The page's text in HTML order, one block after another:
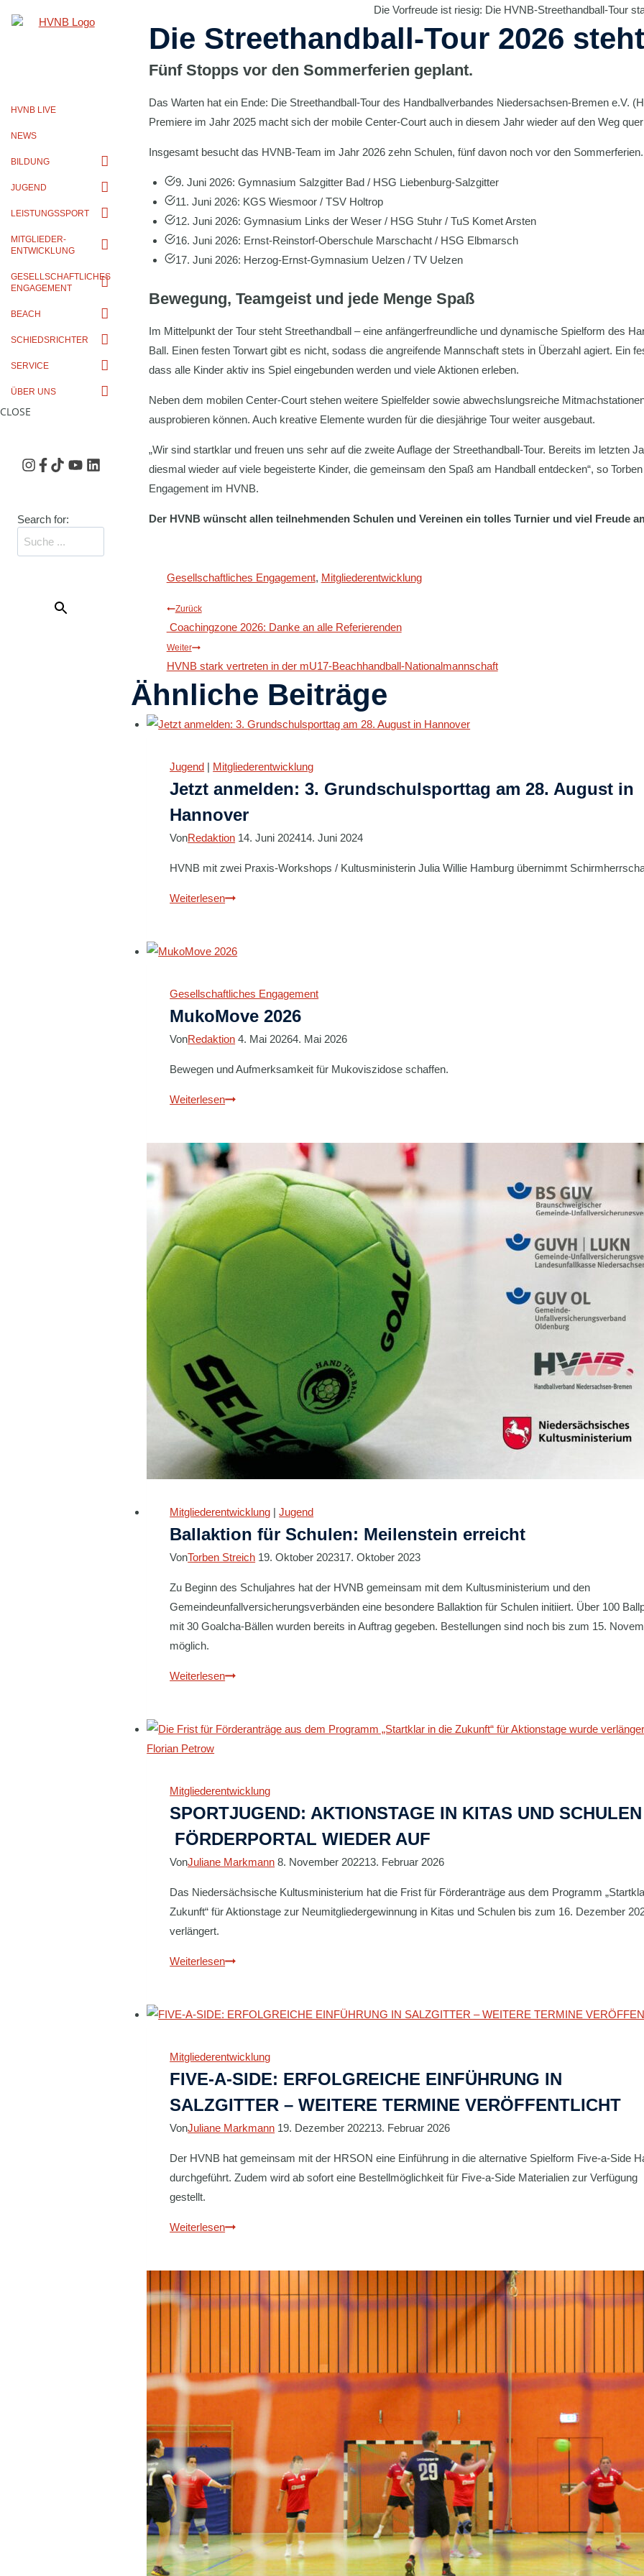
Inhalt
Die Vorfreude ist riesig: Die HVNB-Streethandball-Tour
Die Streethandball-Tour 2026
Fünf Stopps vor den Sommerferien geplant.
Das Warten hat ein Ende: Die Streethandball-Tour des Handballverbandes Niedersachsen-Bremen e.V.
Premiere im Jahr 2025 macht sich der mobile Center-Court auch in diesem Jahr wieder auf den Weg
Insgesamt besucht das HVNB-Team im Jahr 2026 zehn Schulen, fünf davon noch vor den
9. Juni 2026: Gymnasium Salzgitter Bad / HSG Liebenburg-Salzgitter
11. Juni 2026: KGS Wiesmoor / TSV Holtrop
12. Juni 2026: Gymnasium Links der Weser / HSG Stuhr / TuS Komet Arsten
16. Juni 2026: Ernst-Reinstorf-Oberschule Marschacht / HSG Elbmarsch
17. Juni 2026: Herzog-Ernst-Gymnasium Uelzen / TV Uelzen
Bewegung, Teamgeist und jede Menge Spaß
Im Mittelpunkt der Tour steht Streethandball – eine anfängerfreundliche und dynamische Spielform des
Ball. Einen festen Torwart gibt es nicht, sodass die angreifende Mannschaft stets in Überzahl agiert. Ein
dass alle Kinder aktiv ins Spiel eingebunden werden und viele Aktionen erleben.
Neben dem mobilen Center-Court stehen weitere Spielfelder sowie abwechslungsreiche
ausprobieren können. Auch kreative Elemente wurden für die diesjährige Tour weiter ausgebaut.
„Wir sind startklar und freuen uns sehr auf die zweite Auflage der Streethandball-Tour. Bereits im letzten
diesmal wieder auf viele begeisterte Kinder, die gemeinsam den Spaß am Handball entdecken“, so
Engagement im HVNB.
Der HVNB wünscht allen teilnehmenden Schulen und Vereinen ein tolles Turnier und viel Freude
Gesellschaftliches Engagement, Mitgliederentwicklung
Beitragsnavigation
Zurück
Coachingzone 2026: Danke an alle Referierenden
Weiter
HVNB stark vertreten in der mU17-Beachhandball-Nationalmannschaft
Ähnliche Beiträge
Jugend | Mitgliederentwicklung
Jetzt anmelden: 3. Grundschulsporttag am 28. August in
Hannover
VonRedaktion 14. Juni 202414. Juni 2024
HVNB mit zwei Praxis-Workshops / Kultusministerin Julia Willie Hamburg übernimmt
WeiterlesenJetzt
Grundschulsporttag
28.
August
Gesellschaftliches Engagement
MukoMove 2026
VonRedaktion 4. Mai 20264. Mai 2026
Bewegen und Aufmerksamkeit für Mukoviszidose schaffen.
WeiterlesenMukoMove
Mitgliederentwicklung |Jugend
Ballaktion für Schulen: Meilenstein erreicht
VonTorben Streich 19. Oktober 202317. Oktober 2023
Zu Beginn des Schuljahres hat der HVNB gemeinsam mit dem Kultusministerium und den
Gemeindeunfallversicherungsverbänden eine besondere Ballaktion für Schulen initiiert. Über 100
mit 30 Goalcha-Bällen wurden bereits in Auftrag gegeben. Bestellungen sind noch bis zum 15.
möglich.
WeiterlesenBallaktion
Meilenstein
Mitgliederentwicklung
SPORTJUGEND: AKTIONSTAGE IN KITAS UND
FÖRDERPORTAL WIEDER AUF
VonJuliane Markmann 8. November 202213. Februar 2026
Das Niedersächsische Kultusministerium hat die Frist für Förderanträge aus dem Programm
Zukunft“ für Aktionstage zur Neumitgliedergewinnung in Kitas und Schulen bis zum 16. Dezember
verlängert.
WeiterlesenSPORTJUGEND:
KITAS
SCHULEN
–
FÖRDERPORTAL
AUF
Mitgliederentwicklung
FIVE-A-SIDE: ERFOLGREICHE EINFÜHRUNG IN
SALZGITTER – WEITERE TERMINE VERÖFFENTLICHT
VonJuliane Markmann 19. Dezember 202213. Februar 2026
Der HVNB hat gemeinsam mit der HRSON eine Einführung in die alternative Spielform Five-a-Side
durchgeführt. Zudem wird ab sofort eine Bestellmöglichkeit für Five-a-Side Materialien zur Verfügung
gestellt.
WeiterlesenFIVE-
EINFÜHRUNG
WEITERE
TERMINE
VERÖFFENTLICHT
HVNB LIVE
NEWS
BILDUNG
JUGEND
LEISTUNGSSPORT
MITGLIEDER-
ENTWICKLUNG
GESELLSCHAFTLICHES
ENGAGEMENT
BEACH
SCHIEDSRICHTER
SERVICE
ÜBER UNS
CLOSE
Search for: